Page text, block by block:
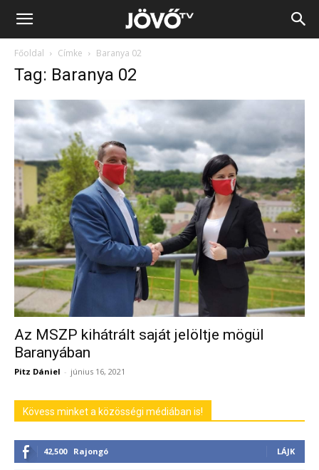
Jövő
Főoldal Címke Baranya 02
Tag: Baranya 02
Az MSZP kihátrált saját jelöltje mögül
Baranyában
Pitz Dániel - június 16, 2021
Kövess minket a közösségi médiában is!
42,500 Rajongó LÁJK